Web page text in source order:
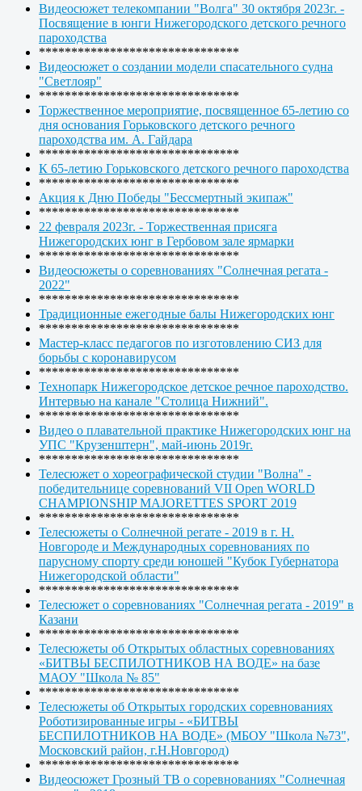
Видеосюжет телекомпании "Волга" 30 октября 2023г. -
Посвящение в юнги Нижегородского детского речного
пароходства
*******************************
Видеосюжет о создании модели спасательного судна
"Светлояр"
*******************************
Торжественное мероприятие, посвященное 65-летию со
дня основания Горьковского детского речного
пароходства им. А. Гайдара
*******************************
К 65-летию Горьковского детского речного пароходства
*******************************
Акция к Дню Победы "Бессмертный экипаж"
*******************************
22 февраля 2023г. - Торжественная присяга
Нижегородских юнг в Гербовом зале ярмарки
*******************************
Видеосюжеты о соревнованиях "Солнечная регата -
2022"
*******************************
Традиционные ежегодные балы Нижегородских юнг
*******************************
Мастер-класс педагогов по изготовлению СИЗ для
борьбы с коронавирусом
*******************************
Технопарк Нижегородское детское речное пароходство.
Интервью на канале "Столица Нижний".
*******************************
Видео о плавательной практике Нижегородских юнг на
УПС "Крузенштерн", май-июнь 2019г.
*******************************
Телесюжет о хореографической студии "Волна" -
победительнице соревнований VII Open WORLD
CHAMPIONSHIP MAJORETTES SPORT 2019
*******************************
Телесюжеты о Солнечной регате - 2019 в г. Н.
Новгороде и Международных соревнованиях по
парусному спорту среди юношей "Кубок Губернатора
Нижегородской области"
*******************************
Телесюжет о соревнованиях "Солнечная регата - 2019" в
Казани
*******************************
Телесюжеты об Открытых областных соревнованиях
«БИТВЫ БЕСПИЛОТНИКОВ НА ВОДЕ» на базе
МАОУ "Школа № 85"
*******************************
Телесюжеты об Открытых городских соревнованиях
Роботизированные игры - «БИТВЫ
БЕСПИЛОТНИКОВ НА ВОДЕ» (МБОУ "Школа №73",
Московский район, г.Н.Новгород)
*******************************
Видеосюжет Грозный ТВ о соревнованиях "Солнечная